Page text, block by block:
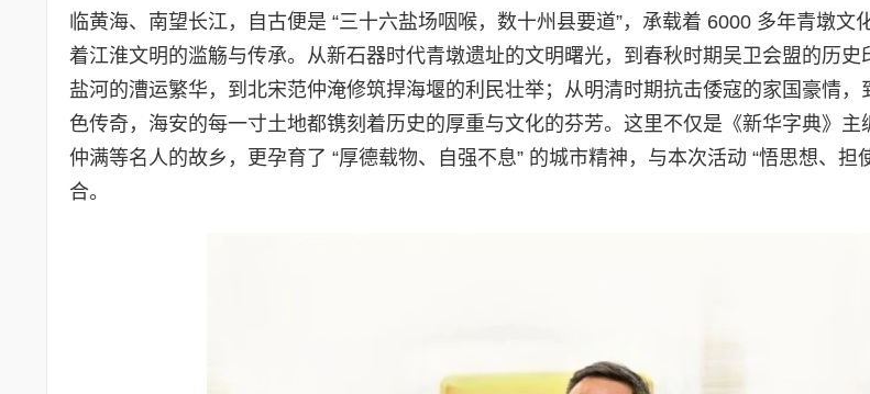
临黄海、南望长江，自古便是 “三十六盐场咽喉，数十州县要道”，承载着 6000 多年青墩文
着江淮文明的滥觞与传承。从新石器时代青墩遗址的文明曙光，到春秋时期吴卫会盟的历史
盐河的漕运繁华，到北宋范仲淹修筑捍海堰的利民壮举；从明清时期抗击倭寇的家国豪情，
色传奇，海安的每一寸土地都镌刻着历史的厚重与文化的芬芳。这里不仅是《新华字典》主
仲满等名人的故乡，更孕育了 “厚德载物、自强不息” 的城市精神，与本次活动 “悟思想、担
合。